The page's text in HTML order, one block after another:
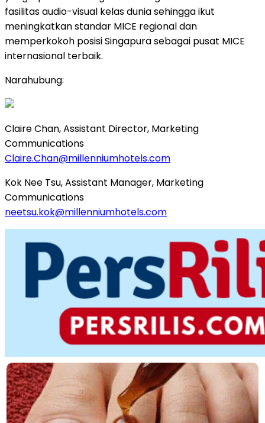
fasilitas audio-visual kelas dunia sehingga ikut
meningkatkan standar MICE regional dan
memperkokoh posisi Singapura sebagai pusat MICE
internasional terbaik.
Narahubung:
Claire Chan, Assistant Director, Marketing
Communications
Claire.Chan@millenniumhotels.com
Kok Nee Tsu, Assistant Manager, Marketing
Communications
neetsu.kok@millenniumhotels.com